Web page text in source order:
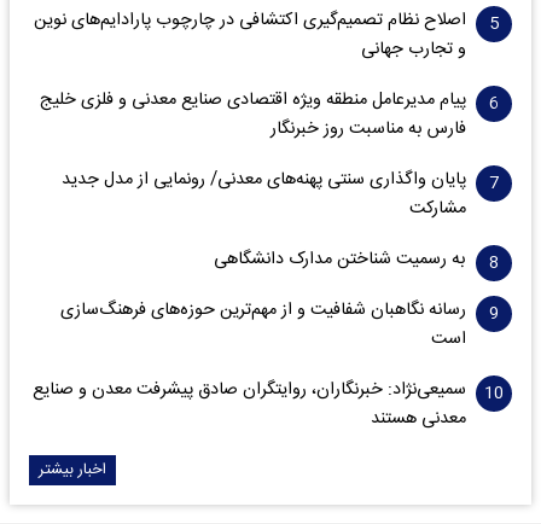
اصلاح نظام تصمیم‌گیری اکتشافی در چارچوب پارادایم‌های نوین
و تجارب جهانی
پیام مدیرعامل منطقه ویژه اقتصادی صنایع معدنی و فلزی خلیج
فارس به مناسبت روز خبرنگار‌
پایان واگذاری‌ سنتی پهنه‌های معدنی/ رونمایی از مدل جدید
مشارکت
به رسمیت شناختن مدارک دانشگاهی
رسانه نگاهبان شفافیت و از مهم‌ترین حوزه‌های فرهنگ‌سازی
است
سمیعی‌نژاد: خبرنگاران، روایتگران صادق پیشرفت معدن و صنایع
معدنی هستند
اخبار بیشتر